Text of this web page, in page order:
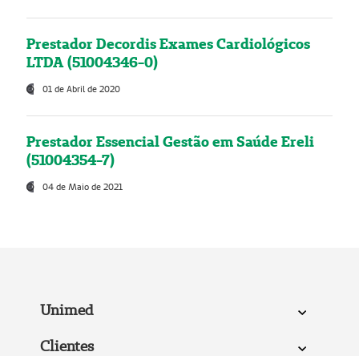
Prestador Decordis Exames Cardiológicos
LTDA (51004346-0)
01 de Abril de 2020
Prestador Essencial Gestão em Saúde Ereli
(51004354-7)
04 de Maio de 2021
Unimed
Clientes